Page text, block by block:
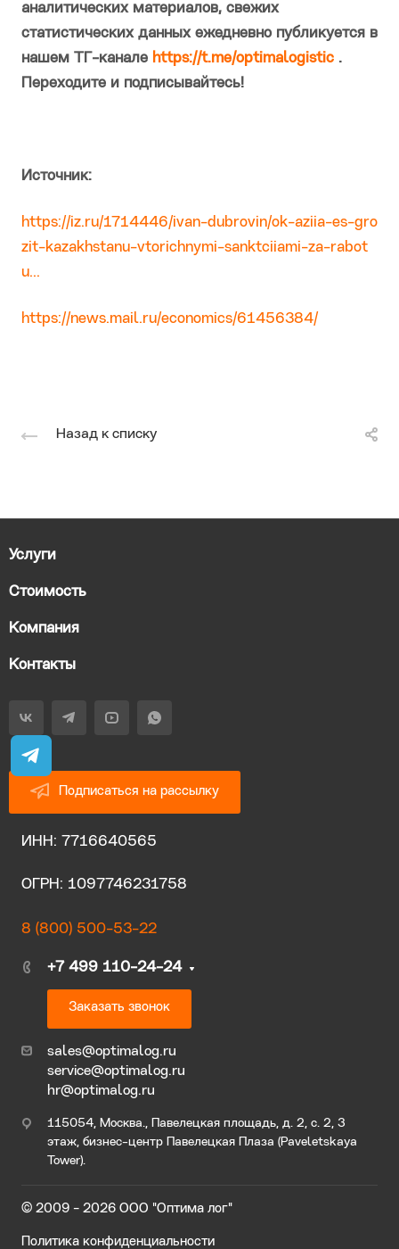
аналитических материалов, свежих
статистических данных ежедневно публикуется в
нашем ТГ-канале https://t.me/optimalogistic .
Переходите и подписывайтесь!
Источник:
https://iz.ru/1714446/ivan-dubrovin/ok-aziia-es-gro
zit-kazakhstanu-vtorichnymi-sanktciiami-za-rabot
u...
https://news.mail.ru/economics/61456384/
Назад к списку
Услуги
Стоимость
Компания
Контакты
Подписаться на рассылку
ИНН: 7716640565
ОГРН: 1097746231758
8 (800) 500-53-22
+7 499 110-24-24
Заказать звонок
sales@optimalog.ru
service@optimalog.ru
hr@optimalog.ru
115054, Москва., Павелецкая площадь, д. 2, с. 2, 3
этаж, бизнес-центр Павелецкая Плаза (Paveletskaya
Tower).
© 2009 - 2026 ООО "Оптима лог"
Политика конфиденциальности